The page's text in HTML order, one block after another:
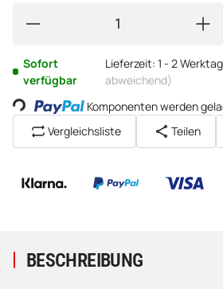
Sofort
verfügbar
Lieferzeit: 1 - 2
abweichend)
Komponenten werden
Vergleichsliste
Teilen
BESCHREIBUNG